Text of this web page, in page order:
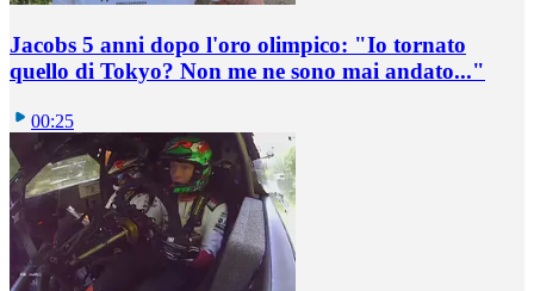
Jacobs 5 anni dopo l'oro olimpico: "Io tornato
quello di Tokyo? Non me ne sono mai andato..."
00:25